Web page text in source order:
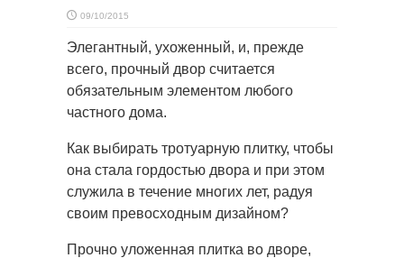
09/10/2015
Элегантный, ухоженный, и, прежде
всего, прочный двор считается
обязательным элементом любого
частного дома.
Как выбирать тротуарную плитку, чтобы
она стала гордостью двора и при этом
служила в течение многих лет, радуя
своим превосходным дизайном?
Прочно уложенная плитка во дворе,